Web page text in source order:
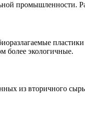
промышленности.
более экологичные.
из вторичного